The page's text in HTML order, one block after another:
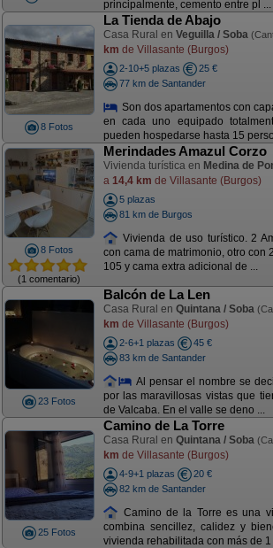
principalmente, cemento entre pl ...
8 Fotos
La Tienda de Abajo
Casa Rural en Veguilla / Soba
km de Villasante (Burgos)
2-10+5 plazas
25 €
77 km de Santander
Son dos apartamentos con
en cada uno equipado
pueden hospedarse hasta 15
8 Fotos
(1 comentario)
Merindades Amazul Corzo
Vivienda turística en Medina de
a 14,4 km de Villasante (Burgos)
5 plazas
81 km de Burgos
Vivienda de uso turístico. 2
con cama de matrimonio, otro con
105 y cama extra adicional de ...
23 Fotos
Balcón de La Len
Casa Rural en Quintana / Soba
km de Villasante (Burgos)
2-6+1 plazas
45 €
83 km de Santander
Al pensar el nombre se
por las maravillosas vistas que
de Valcaba. En el valle se deno ...
25 Fotos
Camino de La Torre
Casa Rural en Quintana / Soba
km de Villasante (Burgos)
4-9+1 plazas
20 €
82 km de Santander
Camino de la Torre es una
combina sencillez, calidez y
vivienda rehabilitada con más de 1